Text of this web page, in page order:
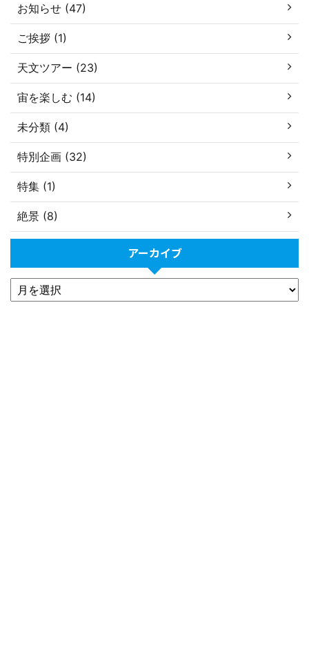
お知らせ (47)
ご挨拶 (1)
天文ツアー (23)
宙を楽しむ (14)
未分類 (4)
特別企画 (32)
特集 (1)
絶景 (8)
アーカイブ